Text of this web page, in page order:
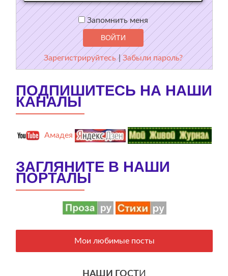
Запомнить меня
Зарегистрируйтесь |Забыли пароль?
ПОДПИШИТЕСЬ НА НАШИ
КАНАЛЫ
Амадея
ЗАГЛЯНИТЕ В НАШИ
ПОРТАЛЫ
Мои любимые посты
НАШИ ГОСТИ